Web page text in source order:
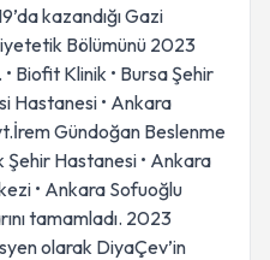
kazandığı Gazi
Bölümünü 2023
• Biofit Klinik • Bursa Şehir
Hastanesi • Ankara
Gündoğan Beslenme
Şehir Hastanesi • Ankara
• Ankara Sofuoğlu
tamamladı. 2023
olarak DiyaÇev’in